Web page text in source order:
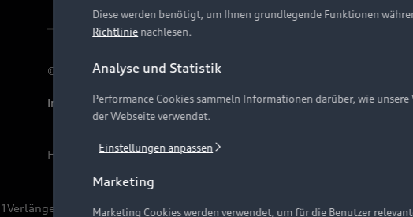
© 2026 AUDI AG. Alle Rechte vorbehalten
Impressum Rechtliches Hinweisgebersystem
Hinweis: Die aktuelle Darstellung und Anordnung der Embleme
1Verlängerung vorbehalten.
Diese werden benötigt, um Ihnen grundlegende Funktionen
Richtlinie nachlesen.
Analyse und Statistik
Performance Cookies sammeln Informationen darüber, wie
der Webseite verwendet.
Einstellungen anpassen
Marketing
Marketing Cookies werden verwendet, um für die Benutzer